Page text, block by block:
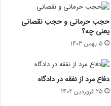
حجب حرمانی و حجب نقصانی
یعنی چه؟
5 بهمن 1403
دفاع مرد از نفقه در دادگاه
25 فروردین 1402